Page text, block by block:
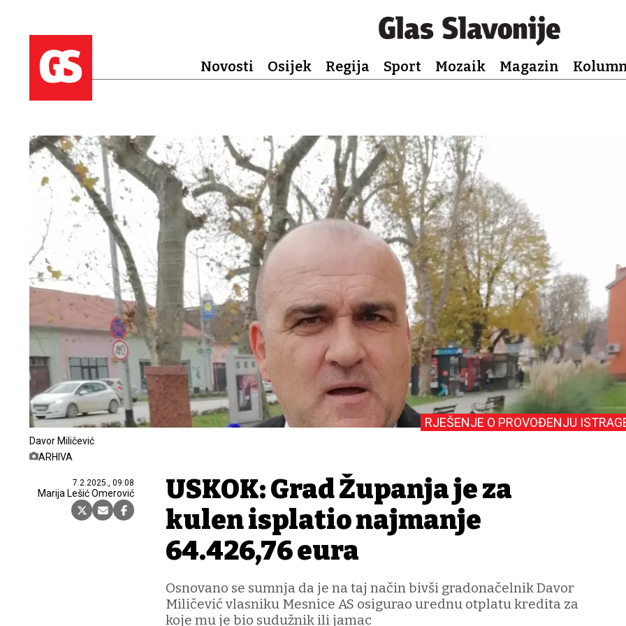
Novosti Osijek Regija Sport Mozaik Magazin
Davor Miličević
ARHIVA
7.2.2025., 09:08
Marija Lešić Omerović
RJEŠENJE O PROVOĐENJU
USKOK: Grad Županja je za
kulen isplatio najmanje
64.426,76 eura
Osnovano se sumnja da je na taj način bivši gradonačelnik Davor
Miličević vlasniku Mesnice AS osigurao urednu otplatu kredita za
koje mu je bio sudužnik ili jamac